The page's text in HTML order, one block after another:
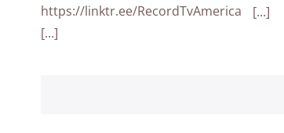
https://linktr.ee/RecordTvAmericas
[...]
[...]